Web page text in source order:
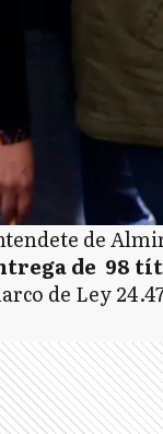
de
de 98
de Ley